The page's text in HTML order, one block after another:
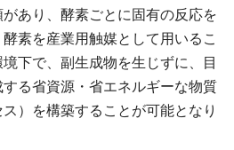
あり、酵素ごとに固有の反応を
素を産業用触媒として用いるこ
下で、副生成物を生じずに、目
る省資源・省エネルギーな物質
）を構築することが可能となり